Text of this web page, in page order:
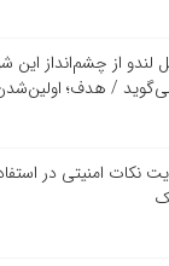
لندو از چشم‌انداز این
/ هدف؛
نکات امنیتی در